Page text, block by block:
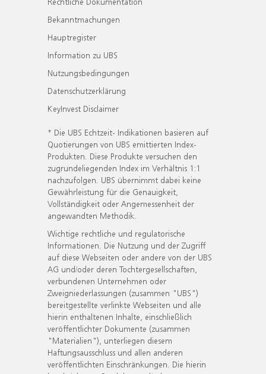
Bekanntmachungen
Hauptregister
Information zu UBS
Nutzungsbedingungen
Datenschutzerklärung
KeyInvest Disclaimer
* Die UBS Echtzeit- Indikationen basieren auf
Quotierungen von UBS emittierten Index-
Produkten. Diese Produkte versuchen den
zugrundeliegenden Index im Verhältnis 1:1
nachzufolgen. UBS übernimmt dabei keine
Gewährleistung für die Genauigkeit,
Vollständigkeit oder Angemessenheit der
angewandten Methodik.
Wichtige rechtliche und regulatorische
Informationen. Die Nutzung und der Zugriff
auf diese Webseiten oder andere von der UBS
AG und/oder deren Tochtergesellschaften,
verbundenen Unternehmen oder
Zweigniederlassungen (zusammen "UBS")
bereitgestellte verlinkte Webseiten und alle
hierin enthaltenen Inhalte, einschließlich
veröffentlichter Dokumente (zusammen
"Materialien"), unterliegen diesem
Haftungsausschluss und allen anderen
veröffentlichten Einschränkungen. Die hierin